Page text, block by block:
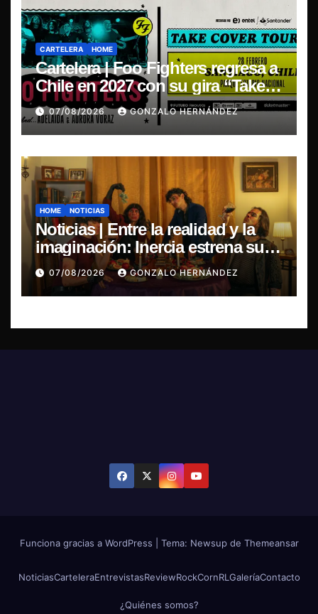
CARTELERA HOME
Cartelera | Foo Fighters regresa a
Chile en 2027 con su gira “Take
Cover Tour 2027”
07/08/2026 GONZALO HERNÁNDEZ
HOME NOTICIAS
Noticias | Entre la realidad y la
imaginación: Inercia estrena su
primer single “Marilina”
07/08/2026 GONZALO HERNÁNDEZ
Funciona gracias a WordPress Tema: Newsup de Themeansar
NoticiasCarteleraEntrevistasReviewRockCornRL GaleríaContacto
¿Quiénes somos?